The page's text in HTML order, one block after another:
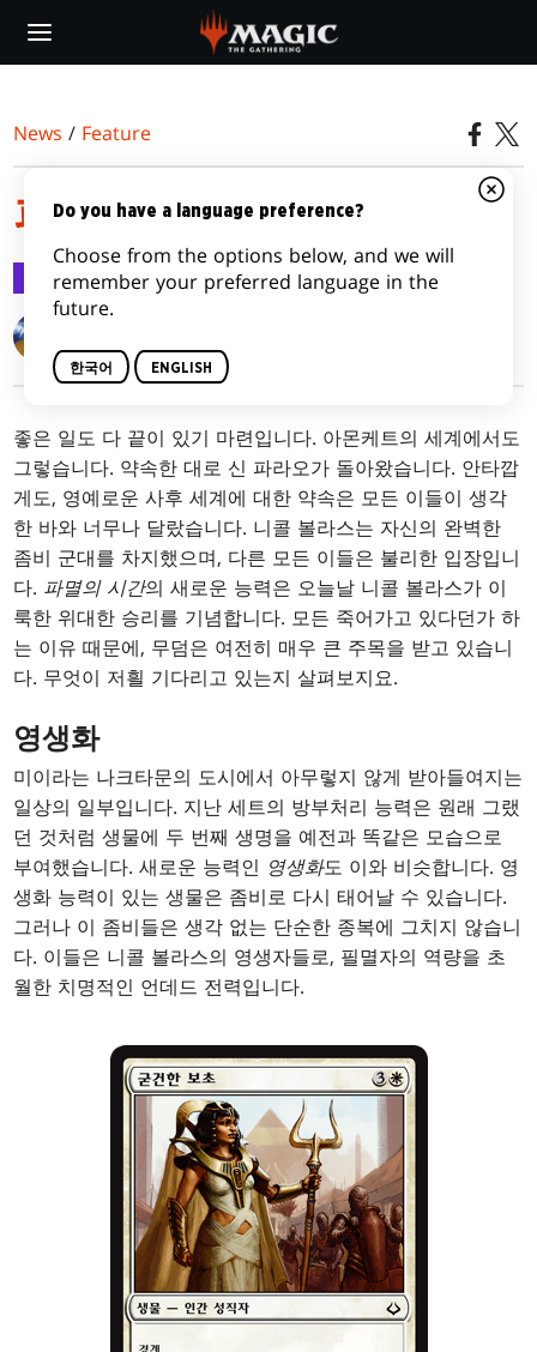
main
News / Feature
파멸의 시간 기능
Feature 2017.06.17
좋은 일도 다 끝이 있기 마련입니다. 아몬케트의 세계에서도
그렇습니다. 약속한 대로 신 파라오가 돌아왔습니다. 안타깝
게도, 영예로운 사후 세계에 대한 약속은 모든 이들이 생각
한 바와 너무나 달랐습니다. 니콜 볼라스는 자신의 완벽한
좀비 군대를 차지했으며, 다른 모든 이들은 불리한 입장입니
다. 파멸의 시간의 새로운 능력은 오늘날 니콜 볼라스가 이
룩한 위대한 승리를 기념합니다. 모든 죽어가고 있다던가 하
는 이유 때문에, 무덤은 여전히 매우 큰 주목을 받고 있습니
다. 무엇이 저흴 기다리고 있는지 살펴보지요.
영생화
미이라는 나크타문의 도시에서 아무렇지 않게 받아들여지는
일상의 일부입니다. 지난 세트의 방부처리 능력은 원래 그랬
던 것처럼 생물에 두 번째 생명을 예전과 똑같은 모습으로
부여했습니다. 새로운 능력인 영생화도 이와 비슷합니다. 영
생화 능력이 있는 생물은 좀비로 다시 태어날 수 있습니다.
그러나 이 좀비들은 생각 없는 단순한 종복에 그치지 않습니
다. 이들은 니콜 볼라스의 영생자들로, 필멸자의 역량을 초
월한 치명적인 언데드 전력입니다.
Do you have a language preference?
Choose from the options below, and we will
remember your preferred language in the
future.
한국어 ENGLISH